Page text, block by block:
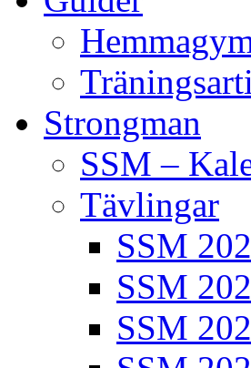
Strongman
SSM –
Tävlingar
SSM
SSM
SSM